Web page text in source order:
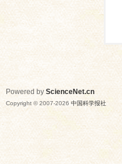
Powered by ScienceNet.cn
Copyright © 2007-2026 中国科学报社